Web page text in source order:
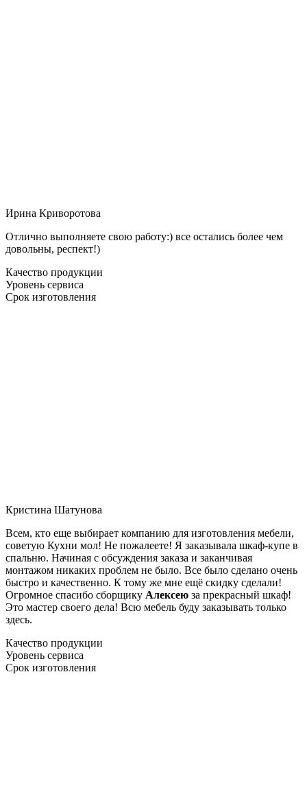
Ирина Криворотова
Отлично выполняете свою работу:) все остались более чем
довольны, респект!)
Качество продукции
Уровень сервиса
Срок изготовления
Кристина Шатунова
Всем, кто еще выбирает компанию для изготовления мебели,
советую Кухни мол! Не пожалеете! Я заказывала шкаф-купе в
спальню. Начиная с обсуждения заказа и заканчивая
монтажом никаких проблем не было. Все было сделано очень
быстро и качественно. К тому же мне ещё скидку сделали!
Огромное спасибо сборщику Алексею за прекрасный шкаф!
Это мастер своего дела! Всю мебель буду заказывать только
здесь.
Качество продукции
Уровень сервиса
Срок изготовления